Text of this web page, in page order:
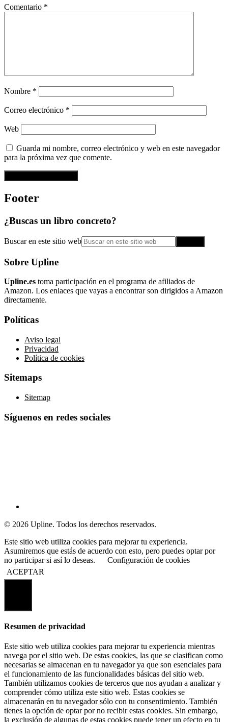
Comentario *
Nombre *
Correo electrónico *
Web
Guarda mi nombre, correo electrónico y web en este navegador
para la próxima vez que comente.
Footer
¿Buscas un libro concreto?
Buscar en este sitio web
Sobre Upline
Upline.es toma participación en el programa de afiliados de
Amazon. Los enlaces que vayas a encontrar son dirigidos a Amazon
directamente.
Políticas
Aviso legal
Privacidad
Política de cookies
Sitemaps
Sitemap
Síguenos en redes sociales
© 2026 Upline. Todos los derechos reservados.
Este sitio web utiliza cookies para mejorar tu experiencia.
Asumiremos que estás de acuerdo con esto, pero puedes optar por
no participar si así lo deseas.
Configuración de cookies
ACEPTAR
Resumen de privacidad
Este sitio web utiliza cookies para mejorar tu experiencia mientras
navega por el sitio web. De estas cookies, las que se clasifican como
necesarias se almacenan en tu navegador ya que son esenciales para
el funcionamiento de las funcionalidades básicas del sitio web.
También utilizamos cookies de terceros que nos ayudan a analizar y
comprender cómo utiliza este sitio web. Estas cookies se
almacenarán en tu navegador sólo con tu consentimiento. También
tienes la opción de optar por no recibir estas cookies. Sin embargo,
la exclusión de algunas de estas cookies puede tener un efecto en tu